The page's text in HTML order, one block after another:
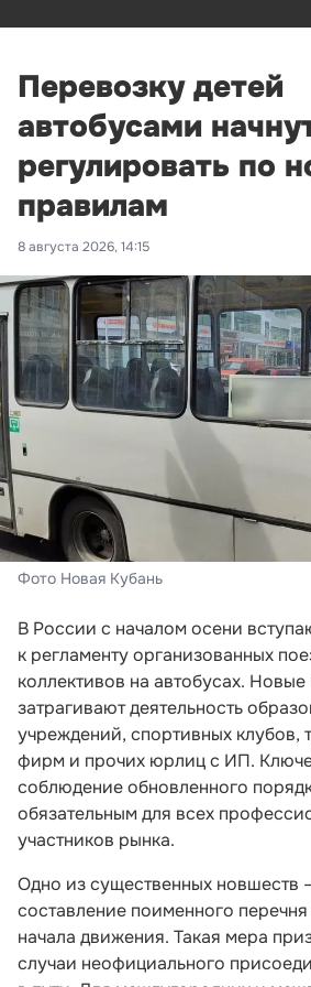
Перевозку детей
автобусами
регулировать по
правилам
8 августа 2026, 14:15
Фото Новая Кубань
В России с началом осени
к регламенту организованных
коллективов на автобусах.
затрагивают деятельность
учреждений, спортивных клубов,
фирм и прочих юрлиц с ИП.
соблюдение обновленного
обязательным для всех
участников рынка.
Одно из существенных новшеств
составление поименного
начала движения. Такая мера
случаи неофициального